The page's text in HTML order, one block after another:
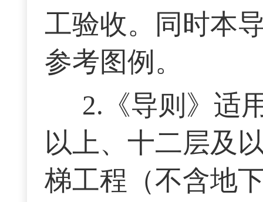
工验收。同时本
参考图例。
2.《导则》适
以上、十二层及
梯工程（不含地